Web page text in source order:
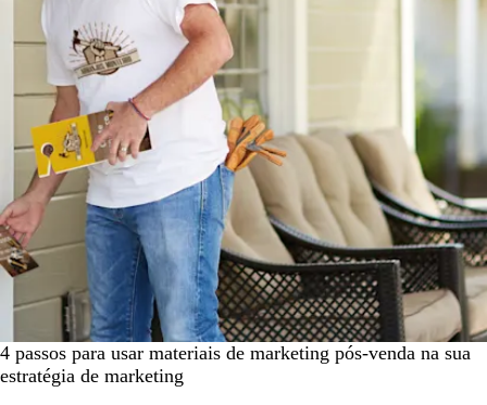
4 passos para usar materiais de marketing pós-venda na sua
estratégia de marketing